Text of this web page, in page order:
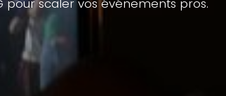
pour scaler vos événements pros.